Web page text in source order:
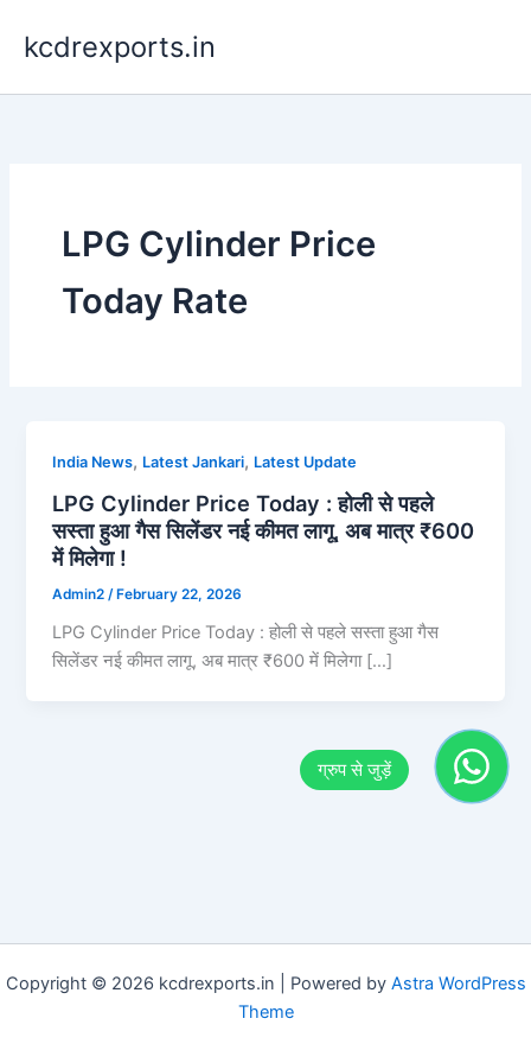
kcdrexports.in
LPG Cylinder Price
Today Rate
India News, Latest Jankari, Latest Update
LPG Cylinder Price Today : होली से पहले
सस्ता हुआ गैस सिलेंडर नई कीमत लागू, अब मात्र ₹600
में मिलेगा !
Admin2 /February 22, 2026
LPG Cylinder Price Today : होली से पहले सस्ता हुआ गैस
सिलेंडर नई कीमत लागू, अब मात्र ₹600 में मिलेगा […]
Copyright © 2026 kcdrexports.in | Powered by Astra WordPress
Theme